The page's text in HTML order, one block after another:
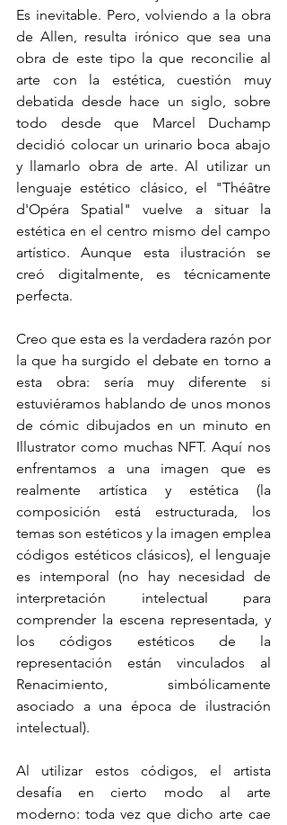
Es inevitable. Pero, volviendo a la obra
de Allen, resulta irónico que sea una
obra de este tipo la que reconcilie al
arte con la estética, cuestión muy
debatida desde hace un siglo, sobre
todo desde que Marcel Duchamp
decidió colocar un urinario boca abajo
y llamarlo obra de arte. Al utilizar un
lenguaje estético clásico, el "Théâtre
d'Opéra Spatial" vuelve a situar la
estética en el centro mismo del campo
artístico. Aunque esta ilustración se
creó digitalmente, es técnicamente
perfecta.
Creo que esta es la verdadera razón por
la que ha surgido el debate en torno a
esta obra: sería muy diferente si
estuviéramos hablando de unos monos
de cómic dibujados en un minuto en
Illustrator como muchas NFT. Aquí nos
enfrentamos a una imagen que es
realmente artística y estética (la
composición está estructurada, los
temas son estéticos y la imagen emplea
códigos estéticos clásicos), el lenguaje
es intemporal (no hay necesidad de
interpretación intelectual para
comprender la escena representada, y
los códigos estéticos de la
representación están vinculados al
Renacimiento, simbólicamente
asociado a una época de ilustración
intelectual).
Al utilizar estos códigos, el artista
desafía en cierto modo al arte
moderno: toda vez que dicho arte cae